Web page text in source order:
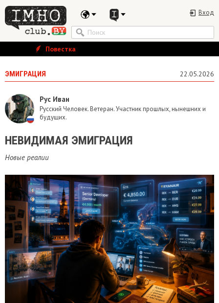
Вход
Повестка
ЭМИГРАЦИЯ 22.05.2026
Рус Иван
Русский Человек. Ветеран. Участник прошлых, нынешних и
будущих.
НЕВИДИМАЯ ЭМИГРАЦИЯ
Новые реалии